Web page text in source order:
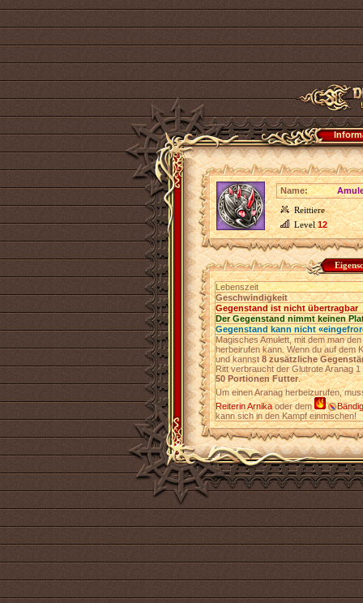
Name:
Reittiere
Level12
Lebenszeit
Geschwindigkeit
Gegenstand ist nicht übertragbar
Der Gegenstand nimmt keinen
Gegenstand kann nicht
Magisches Amulett, mit dem man den
herbeirufen kann. Wenn du auf dem
und kannst8 zusätzliche
Ritt verbraucht der Glutrote Aranag
50 Portionen Futter.
Um einen Aranag herbeizurufen,
Reiterin Arnikaoder dem
kann sich in den Kampf einmischen!